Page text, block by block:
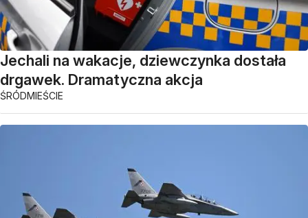
Jechali na wakacje, dziewczynka dostała
drgawek. Dramatyczna akcja
ŚRÓDMIEŚCIE